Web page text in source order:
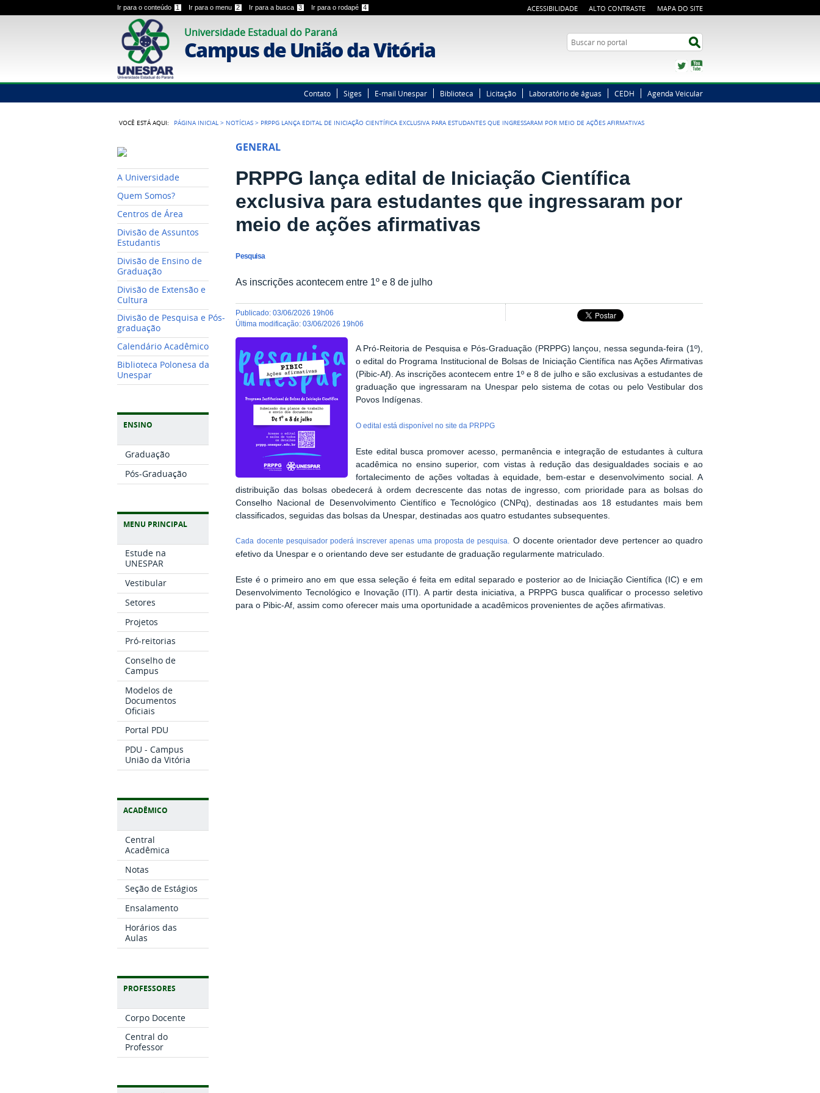
Ir para o conteúdo 1 Ir para o menu 2 Ir para a busca 3 Ir para o rodapé 4 ACESSIBILIDADE ALTO CONTRASTE MAPA DO SITE
Universidade Estadual do Paraná
Campus de União da Vitória Busca
Twitter
Contato Siges E-mail Unespar Biblioteca Licitação Laboratório de águas CEDH Agenda Veicular
VOCÊ ESTÁ AQUI: PÁGINA INICIAL > NOTÍCIAS > PRPPG LANÇA EDITAL DE INICIAÇÃO CIENTÍFICA EXCLUSIVA PARA ESTUDANTES QUE INGRESSARAM POR MEIO DE AÇÕES AFIRMATIVAS
A Universidade
Quem Somos?
Centros de Área
Divisão de Assuntos
Estudantis
Divisão de Ensino de
Graduação
Divisão de Extensão e
Cultura
Divisão de Pesquisa e Pós-
graduação
Calendário Acadêmico
Biblioteca Polonesa da
Unespar
ENSINO
Graduação
Pós-Graduação
MENU PRINCIPAL
Estude na
UNESPAR
Vestibular
Setores
Projetos
Pró-reitorias
Conselho de
Campus
Modelos de
Documentos
Oficiais
Portal PDU
PDU - Campus
União da Vitória
ACADÊMICO
Central
Acadêmica
Notas
Seção de Estágios
Ensalamento
Horários das
Aulas
PROFESSORES
Corpo Docente
Central do
Professor
GENERAL
PRPPG lança edital de Iniciação Científica
exclusiva para estudantes que ingressaram por
meio de ações afirmativas
Pesquisa
As inscrições acontecem entre 1º e 8 de julho
publicado:03/06/2026 19h06
última modificação:03/06/2026 19h06
A Pró-Reitoria de Pesquisa e Pós-Graduação (PRPPG) lançou, nessa segunda-feira (1º),
o edital do Programa Institucional de Bolsas de Iniciação Científica nas Ações Afirmativas
(Pibic-Af). As inscrições acontecem entre 1º e 8 de julho e são exclusivas a estudantes de
graduação que ingressaram na Unespar pelo sistema de cotas ou pelo Vestibular dos
Povos Indígenas.
O edital está disponível no site da PRPPG
Este edital busca promover acesso, permanência e integração de estudantes à cultura
acadêmica no ensino superior, com vistas à redução das desigualdades sociais e ao
fortalecimento de ações voltadas à equidade, bem-estar e desenvolvimento social. A
distribuição das bolsas obedecerá à ordem decrescente das notas de ingresso, com prioridade para as bolsas do
Conselho Nacional de Desenvolvimento Científico e Tecnológico (CNPq), destinadas aos 18 estudantes mais bem
classificados, seguidas das bolsas da Unespar, destinadas aos quatro estudantes subsequentes.
Cada docente pesquisador poderá inscrever apenas uma proposta de pesquisa. O docente orientador deve pertencer ao quadro
efetivo da Unespar e o orientando deve ser estudante de graduação regularmente matriculado.
Este é o primeiro ano em que essa seleção é feita em edital separado e posterior ao de Iniciação Científica (IC) e em
Desenvolvimento Tecnológico e Inovação (ITI). A partir desta iniciativa, a PRPPG busca qualificar o processo seletivo
para o Pibic-Af, assim como oferecer mais uma oportunidade a acadêmicos provenientes de ações afirmativas.